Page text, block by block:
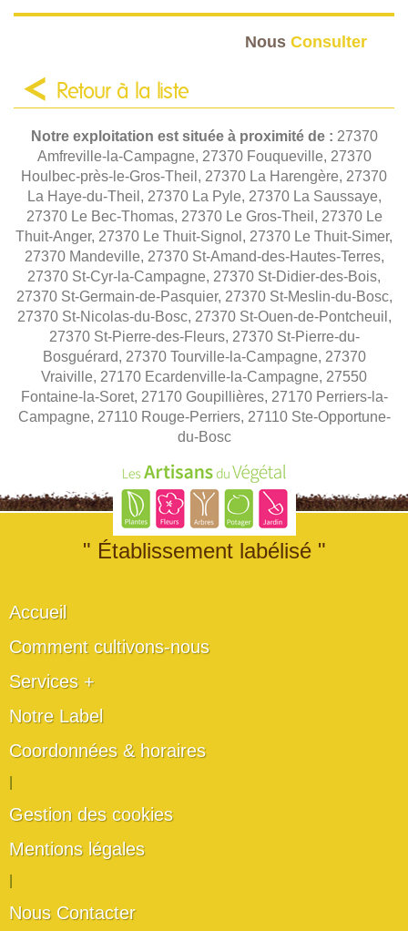
Nous Consulter
Retour à la liste
Notre exploitation est située à proximité de : 27370
Amfreville-la-Campagne, 27370 Fouqueville, 27370
Houlbec-près-le-Gros-Theil, 27370 La Harengère, 27370
La Haye-du-Theil, 27370 La Pyle, 27370 La Saussaye,
27370 Le Bec-Thomas, 27370 Le Gros-Theil, 27370 Le
Thuit-Anger, 27370 Le Thuit-Signol, 27370 Le Thuit-Simer,
27370 Mandeville, 27370 St-Amand-des-Hautes-Terres,
27370 St-Cyr-la-Campagne, 27370 St-Didier-des-Bois,
27370 St-Germain-de-Pasquier, 27370 St-Meslin-du-Bosc,
27370 St-Nicolas-du-Bosc, 27370 St-Ouen-de-Pontcheuil,
27370 St-Pierre-des-Fleurs, 27370 St-Pierre-du-
Bosguérard, 27370 Tourville-la-Campagne, 27370
Vraiville, 27170 Ecardenville-la-Campagne, 27550
Fontaine-la-Soret, 27170 Goupillières, 27170 Perriers-la-
Campagne, 27110 Rouge-Perriers, 27110 Ste-Opportune-
du-Bosc
" Établissement labélisé "
Accueil
Comment cultivons-nous
Services +
Notre Label
Coordonnées & horaires
Gestion des cookies
Mentions légales
Nous Contacter